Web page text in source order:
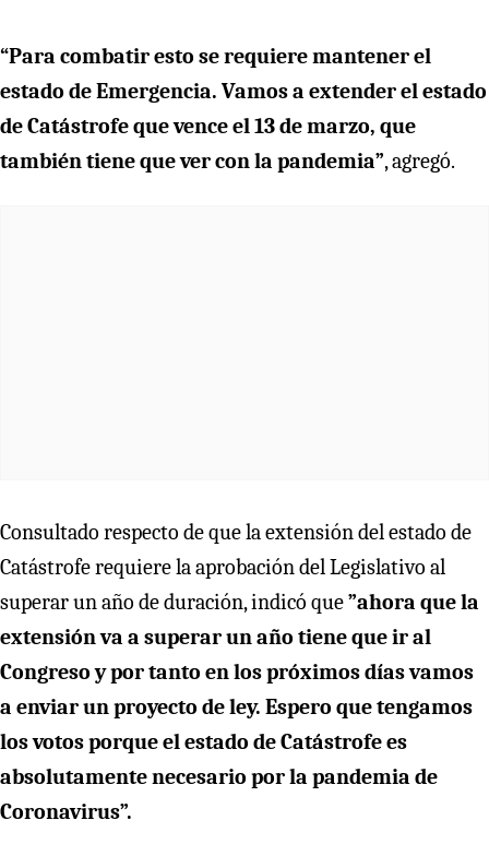
“Para combatir esto se requiere mantener el
estado de Emergencia. Vamos a extender el estado
de Catástrofe que vence el 13 de marzo, que
también tiene que ver con la pandemia”, agregó.
Consultado respecto de que la extensión del estado de
Catástrofe requiere la aprobación del Legislativo al
superar un año de duración, indicó que”ahora que la
extensión va a superar un año tiene que ir al
Congreso y por tanto en los próximos días vamos
a enviar un proyecto de ley. Espero que tengamos
los votos porque el estado de Catástrofe es
absolutamente necesario por la pandemia de
Coronavirus”.